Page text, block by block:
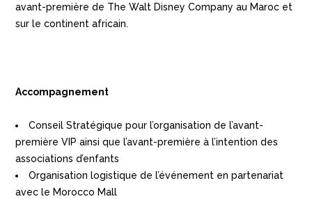
avant-première de The Walt Disney Company au Maroc et
sur le continent africain.
Accompagnement
Conseil Stratégique pour l’organisation de l’avant-
première VIP ainsi que l’avant-première à l’intention des
associations d’enfants
Organisation logistique de l’événement en partenariat
avec le Morocco Mall